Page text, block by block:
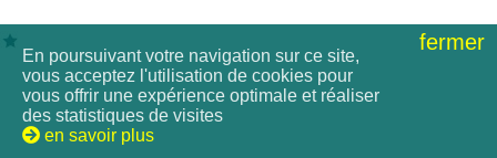
fermer
En poursuivant votre navigation sur ce site,
vous acceptez l'utilisation de cookies pour
vous offrir une expérience optimale et réaliser
des statistiques de visites
en savoir plus